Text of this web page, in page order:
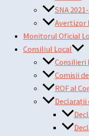
SNA
Avertizor
Monitorul Oficial
Consiliul Local
Consilieri
Comisii
ROF al
Declarații